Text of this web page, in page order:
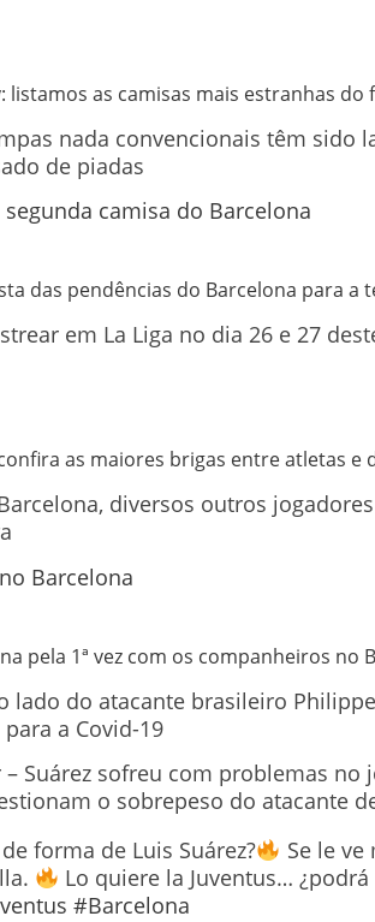
listamos as camisas mais estranhas
nada convencionais têm sido
de piadas
das pendências do Barcelona para a
em La Liga no dia 26 e 27
as maiores brigas entre atletas e
diversos outros
pela 1ª vez com os companheiros no
lado do atacante brasileiro
a Covid-19
Suárez sofreu com problemas
o sobrepeso do atacante
forma de Luis Suárez?
Se le
Lo quiere la Juventus…
#Barcelona